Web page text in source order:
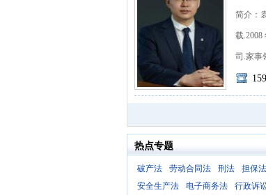
简介：
载
司.家事
热点专题
破产法 劳动合同法 刑法 担保法
安全生产法
电子商务法 行政诉